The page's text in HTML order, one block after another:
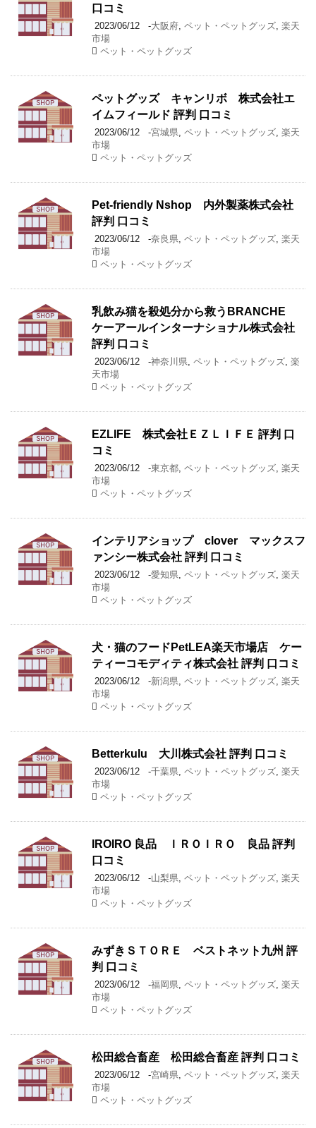
口コミ
2023/06/12 -大阪府, ペット・ペットグッズ, 楽天
市場
ペット・ペットグッズ
ペットグッズ キャンリボ 株式会社エ
イムフィールド 評判 口コミ
2023/06/12 -宮城県, ペット・ペットグッズ, 楽天
市場
ペット・ペットグッズ
Pet-friendly Nshop 内外製薬株式会社
評判 口コミ
2023/06/12 -奈良県, ペット・ペットグッズ, 楽天
市場
ペット・ペットグッズ
乳飲み猫を殺処分から救うBRANCHE
ケーアールインターナショナル株式会社
評判 口コミ
2023/06/12 -神奈川県, ペット・ペットグッズ, 楽
天市場
ペット・ペットグッズ
EZLIFE 株式会社ＥＺＬＩＦＥ 評判 口
コミ
2023/06/12 -東京都, ペット・ペットグッズ, 楽天
市場
ペット・ペットグッズ
インテリアショップ clover マックスフ
ァンシー株式会社 評判 口コミ
2023/06/12 -愛知県, ペット・ペットグッズ, 楽天
市場
ペット・ペットグッズ
犬・猫のフードPetLEA楽天市場店 ケー
ティーコモディティ株式会社 評判 口コミ
2023/06/12 -新潟県, ペット・ペットグッズ, 楽天
市場
ペット・ペットグッズ
Betterkulu 大川株式会社 評判 口コミ
2023/06/12 -千葉県, ペット・ペットグッズ, 楽天
市場
ペット・ペットグッズ
IROIRO 良品 ＩＲＯＩＲＯ 良品 評判
口コミ
2023/06/12 -山梨県, ペット・ペットグッズ, 楽天
市場
ペット・ペットグッズ
みずきＳＴＯＲＥ ベストネット九州 評
判 口コミ
2023/06/12 -福岡県, ペット・ペットグッズ, 楽天
市場
ペット・ペットグッズ
松田総合畜産 松田総合畜産 評判 口コミ
2023/06/12 -宮崎県, ペット・ペットグッズ, 楽天
市場
ペット・ペットグッズ